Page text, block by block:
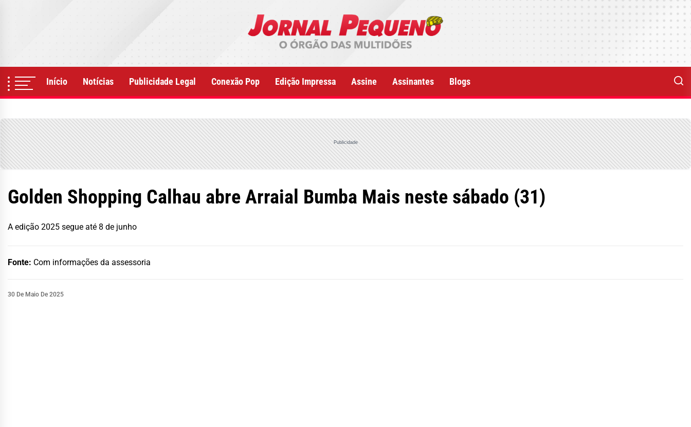
Início Notícias Publicidade Legal Conexão Pop Edição Impressa Assine Assinantes Blogs
Publicidade
Golden Shopping Calhau abre Arraial Bumba Mais neste sábado (31)
A edição 2025 segue até 8 de junho
Fonte: Com informações da assessoria
30 De Maio De 2025